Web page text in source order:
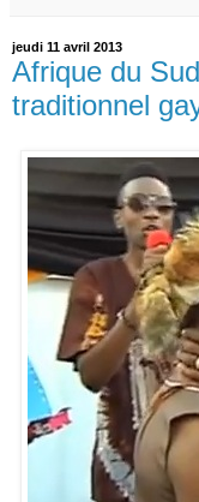
jeudi 11 avril 2013
Afrique du
traditionnel